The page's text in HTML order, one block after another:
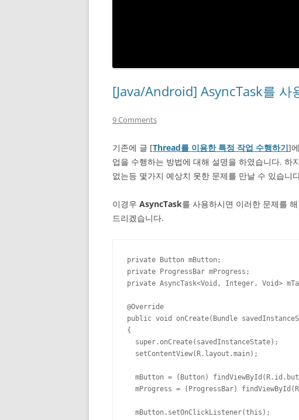
[Java/Android] AsyncTask를 사
9 Comments
기존에 글 [Thread를 이용한 특정 작업 수행하기]
업을 수행하는 방법에 대해 설명을 하였습니다. 하
없는등 몇가지 예상치 못한 문제를 만날 수 있습니
이경우 AsyncTask를 사용하시면 이러한 문제를
드리겠습니다.
private Button mButton;
private ProgressBar mProgress;
private AsyncTask<Void, Integer, Void>
@Override
public void onCreate(Bundle
{
  super.onCreate(savedInstanceState);
  setContentView(R.layout.main);
mButton = (Button)
mProgress = (ProgressBar)
  mButton.setOnClickListener(this);